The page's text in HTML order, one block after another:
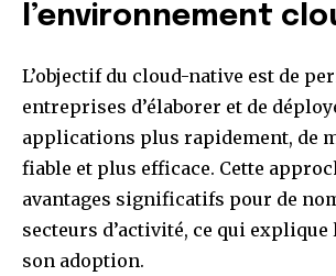
l’environnement
L’objectif du cloud-native est de
entreprises d’élaborer et de
applications plus rapidement, de
fiable et plus efficace. Cette
avantages significatifs pour de
secteurs d’activité, ce qui explique
son adoption.